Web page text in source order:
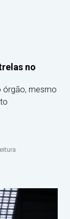
no
órgão, mesmo